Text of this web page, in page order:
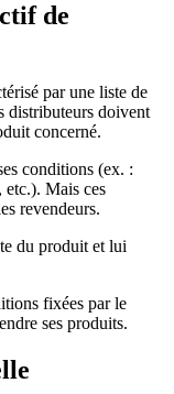
de
par une liste de
distributeurs doivent
concerné.
conditions (ex. :
Mais ces
revendeurs.
du produit et lui
fixées par le
ses produits.